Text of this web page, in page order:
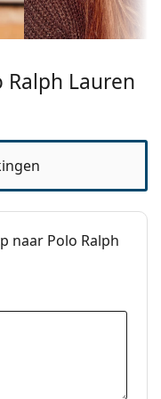
de instructies
Lauren
naar Polo Ralph